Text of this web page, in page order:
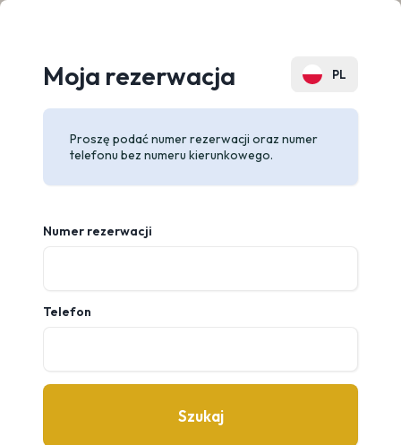
PL
EN
Moja rezerwacja
Proszę podać numer rezerwacji oraz numer
telefonu bez numeru kierunkowego.
Numer rezerwacji
Telefon
Szukaj